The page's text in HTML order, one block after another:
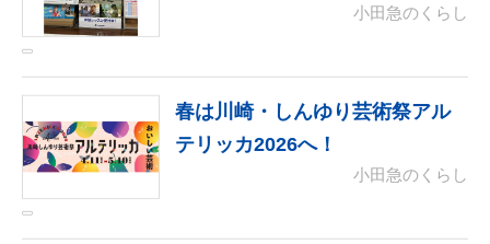
小田急のくらし
春は川崎・しんゆり芸術祭アル
テリッカ2026へ！
小田急のくらし